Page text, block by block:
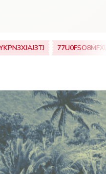
77U0FSO8MFXU